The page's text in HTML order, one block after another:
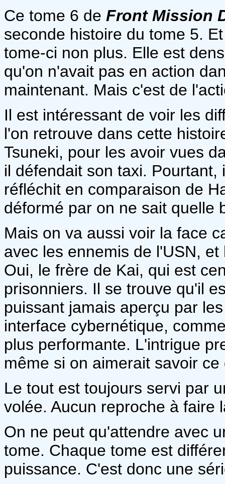
Ce tome 6 de Front Mission
seconde histoire du tome 5.
tome-ci non plus. Elle est
qu'on n'avait pas en action
maintenant. Mais c'est de
Il est intéressant de voir les
l'on retrouve dans cette
Tsuneki, pour les avoir vues
il défendait son taxi.
réfléchit en comparaison de
déformé par on ne sait quelle
Mais on va aussi voir la face
avec les ennemis de l'USN,
Oui, le frère de Kai, qui est
prisonniers. Il se trouve qu'il
puissant jamais aperçu par
interface cybernétique,
plus performante. L'intrigue
même si on aimerait savoir
Le tout est toujours servi par
volée. Aucun reproche à faire
On ne peut qu'attendre avec
tome. Chaque tome est
puissance. C'est donc une